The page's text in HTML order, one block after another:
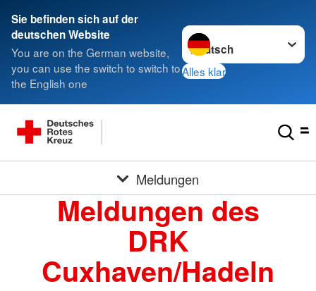
Sie befinden sich auf der
deutschen Website
You are on the German website,
you can use the switch to switch to
the English one
Sprache wechseln zu
Alles klar
Meldungen
Meldungen des
DRK
Cuxhaven/Hadeln